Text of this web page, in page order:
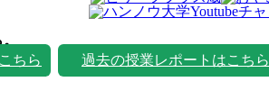
ちら 過去の授業レポートはこちら